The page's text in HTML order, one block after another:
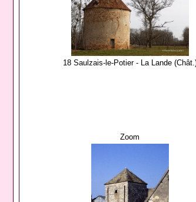
18 Saulzais-le-Potier - La Lande
Zoom